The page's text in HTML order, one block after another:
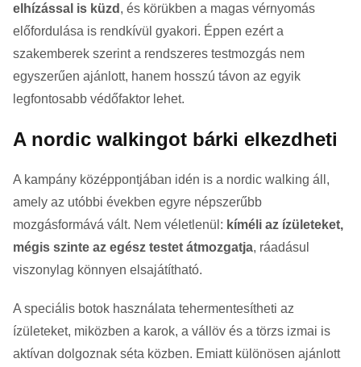
elhízással is küzd , és körükben a magas vérnyomás
előfordulása is rendkívül gyakori. Éppen ezért a
szakemberek szerint a rendszeres testmozgás nem
egyszerűen ajánlott, hanem hosszú távon az egyik
legfontosabb védőfaktor lehet.
A nordic walkingot bárki elkezdheti
A kampány középpontjában idén is a nordic walking áll,
amely az utóbbi években egyre népszerűbb
mozgásformává vált. Nem véletlenül: kíméli az ízületeket,
mégis szinte az egész testet átmozgatja, ráadásul
viszonylag könnyen elsajátítható.
A speciális botok használata tehermentesítheti az
ízületeket, miközben a karok, a vállöv és a törzs izmai is
aktívan dolgoznak séta közben. Emiatt különösen ajánlott